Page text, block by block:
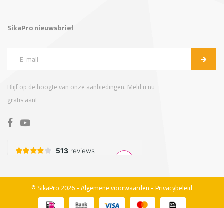
SikaPro nieuwsbrief
Blijf op de hoogte van onze aanbiedingen. Meld u nu
gratis aan!
© SikaPro 2026 -Algemene voorwaarden -Privacybeleid